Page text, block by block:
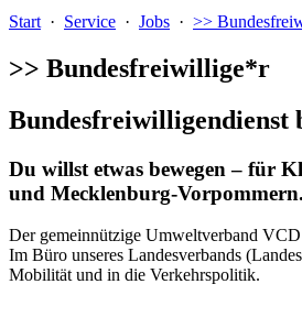
Start · Service · Jobs · >>
>> Bundesfreiwillige*r
Bundesfreiwilligendienst
Du willst etwas bewegen – für
und Mecklenburg-Vorpommern.
Der gemeinnützige Umweltverband VCD
Im Büro unseres Landesverbands
Mobilität und in die Verkehrspolitik.